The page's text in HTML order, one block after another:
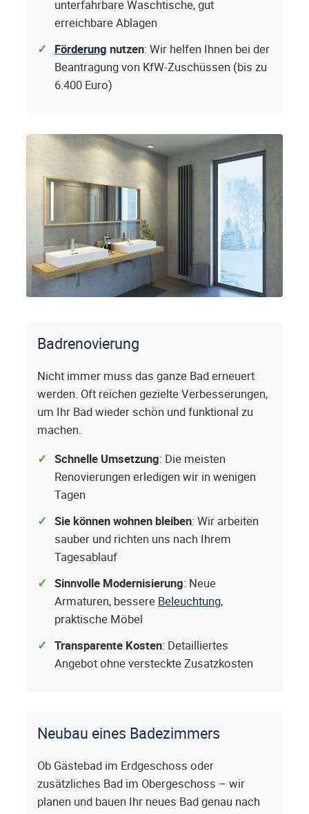
unterfahrbare Waschtische, gut
erreichbare Ablagen
Förderung nutzen: Wir helfen Ihnen bei der
Beantragung von KfW-Zuschüssen (bis zu
6.400 Euro)
Badrenovierung
Nicht immer muss das ganze Bad erneuert
werden. Oft reichen gezielte Verbesserungen,
um Ihr Bad wieder schön und funktional zu
machen.
Schnelle Umsetzung: Die meisten
Renovierungen erledigen wir in wenigen
Tagen
Sie können wohnen bleiben: Wir arbeiten
sauber und richten uns nach Ihrem
Tagesablauf
Sinnvolle Modernisierung: Neue
Armaturen, bessere Beleuchtung,
praktische Möbel
Transparente Kosten: Detailliertes
Angebot ohne versteckte Zusatzkosten
Neubau eines Badezimmers
Ob Gästebad im Erdgeschoss oder
zusätzliches Bad im Obergeschoss – wir
planen und bauen Ihr neues Bad genau nach